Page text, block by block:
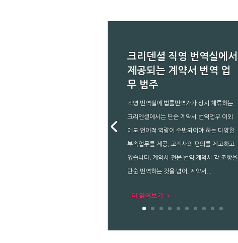
크리덴셜 직영 번역실에서
제공되는 계약서 번역 업
무 범주
직영 번역실에 법률번역가가 상시 체류하는
크리덴셜에서는 단순 계약서 번역업무 이외
에도 언어적 역량이 수반되어야 하는 다양한
부속업무를 제공, 고객사의 편의를 제고하고
있습니다. 계약서 전문 번역 계약서 각 조항을
단순 번역하는 것을 넘어, 계약서...
더 읽어보기